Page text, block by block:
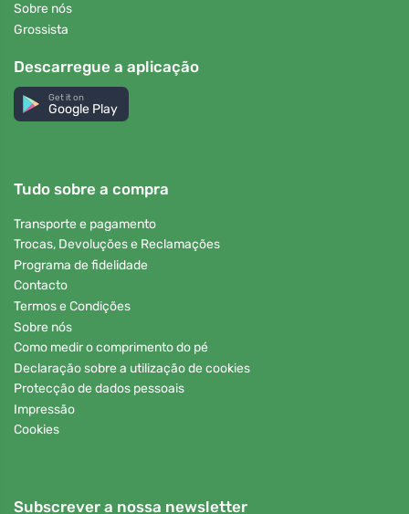
Sobre nós
Grossista
Descarregue a aplicação
Get it on
Google Play
Tudo sobre a compra
Transporte e pagamento
Trocas, Devoluções e Reclamações
Programa de fidelidade
Contacto
Termos e Condições
Sobre nós
Como medir o comprimento do pé
Declaração sobre a utilização de cookies
Protecção de dados pessoais
Impressão
Cookies
Subscrever a nossa newsletter